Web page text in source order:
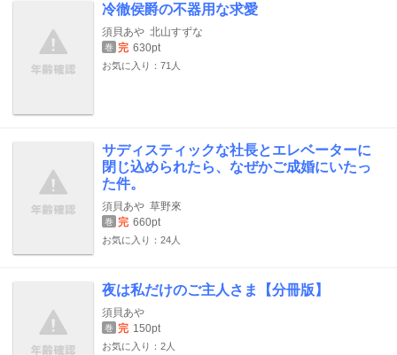
冷徹侯爵の不器用な求愛
須貝あや 北山すずな
巻 完 630pt
お気に入り：71人
サディスティックな社長とエレベーターに
閉じ込められたら、なぜかご成婚にいたっ
た件。
須貝あや 草野來
巻 完 660pt
お気に入り：24人
夜は私だけのご主人さま【分冊版】
須貝あや
巻 完 150pt
お気に入り：2人